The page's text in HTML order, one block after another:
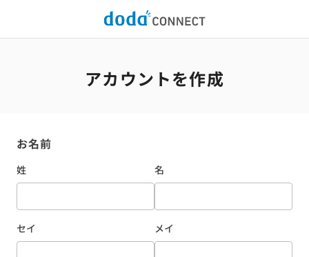
アカウントを作成
お名前
姓 名
セイ メイ